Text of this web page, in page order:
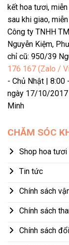
kết hoa tươi,
sau khi giao,
Công ty TNHH
Nguyễn Kiệm,
chỉ cũ: 950/39
176 167 (Zalo /
- Chủ Nhật |
ngày 17/10/2017
Minh
CHĂM SÓC
Shop hoa tươi
Tin tức
Chính sách
Chính sách
Chính sách